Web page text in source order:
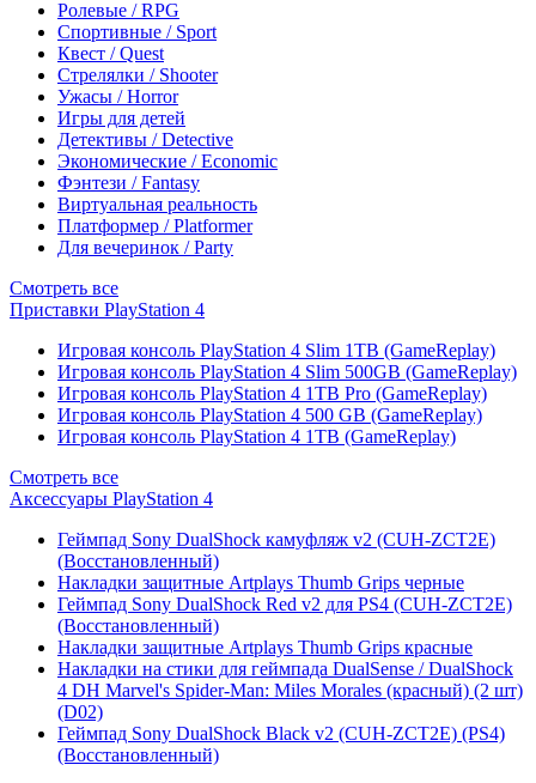
Ролевые / RPG
Спортивные / Sport
Квест / Quest
Стрелялки / Shooter
Ужасы / Horror
Игры для детей
Детективы / Detective
Экономические / Economic
Фэнтези / Fantasy
Виртуальная реальность
Платформер / Platformer
Для вечеринок / Party
Смотреть все
Приставки PlayStation 4
Игровая консоль PlayStation 4 Slim 1TB (GameReplay)
Игровая консоль PlayStation 4 Slim 500GB (GameReplay)
Игровая консоль PlayStation 4 1TB Pro (GameReplay)
Игровая консоль PlayStation 4 500 GB (GameReplay)
Игровая консоль PlayStation 4 1TB (GameReplay)
Смотреть все
Аксессуары PlayStation 4
Геймпад Sony DualShock камуфляж v2 (CUH-ZCT2E)
(Восстановленный)
Накладки защитные Artplays Thumb Grips черные
Геймпад Sony DualShock Red v2 для PS4 (CUH-ZCT2E)
(Восстановленный)
Накладки защитные Artplays Thumb Grips красные
Накладки на стики для геймпада DualSense / DualShock
4 DH Marvel's Spider-Man: Miles Morales (красный) (2 шт)
(D02)
Геймпад Sony DualShock Black v2 (CUH-ZCT2E) (PS4)
(Восстановленный)